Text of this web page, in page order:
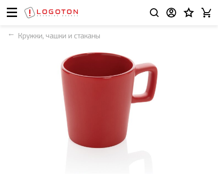
Кружки, чашки и стаканы